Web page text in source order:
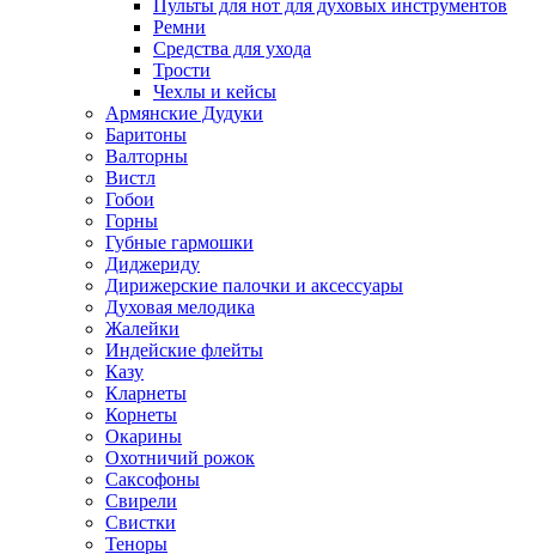
Пульты для нот для духовых инструментов
Ремни
Средства для ухода
Трости
Чехлы и кейсы
Армянские Дудуки
Баритоны
Валторны
Вистл
Гобои
Горны
Губные гармошки
Диджериду
Дирижерские палочки и аксессуары
Духовая мелодика
Жалейки
Индейские флейты
Казу
Кларнеты
Корнеты
Окарины
Охотничий рожок
Саксофоны
Свирели
Свистки
Теноры